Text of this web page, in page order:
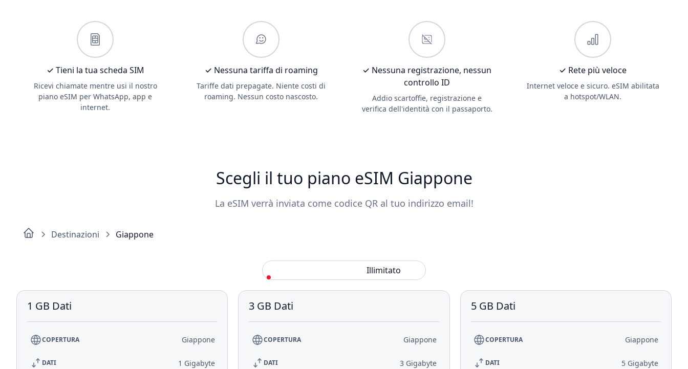
✓ Tieni la tua scheda SIM
Ricevi chiamate mentre usi il nostro
piano eSIM per WhatsApp, app e
internet.
✓ Nessuna tariffa di roaming
Tariffe dati prepagate. Niente costi di
roaming. Nessun costo nascosto.
✓ Nessuna registrazione, nessun
controllo ID
Addio scartoffie, registrazione e
verifica dell'identità con il passaporto.
✓ Rete più veloce
Internet veloce e sicuro. eSIM abilitata
a hotspot/WLAN.
Scegli il tuo piano eSIM Giappone
La eSIM verrà inviata come codice QR al tuo indirizzo email!
Destinazioni Giappone
Illimitato
1 GB Dati
COPERTURA Giappone
DATI 1 Gigabyte
3 GB Dati
COPERTURA Giappone
DATI 3 Gigabyte
5 GB Dati
COPERTURA Giappone
DATI 5 Gigabyte